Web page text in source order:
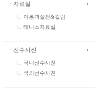
ㆍ자료실
이론과실전&칼럼
테니스자료실
ㆍ선수사진
국내선수사진
국외선수사진